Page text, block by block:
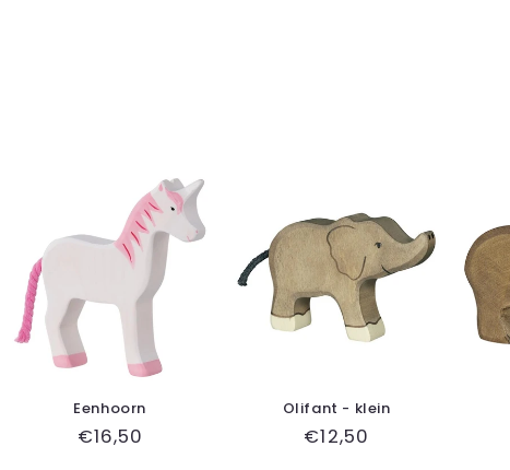
Eenhoorn
Normale
€16,50
Olifant - klein
Normale
€12,50